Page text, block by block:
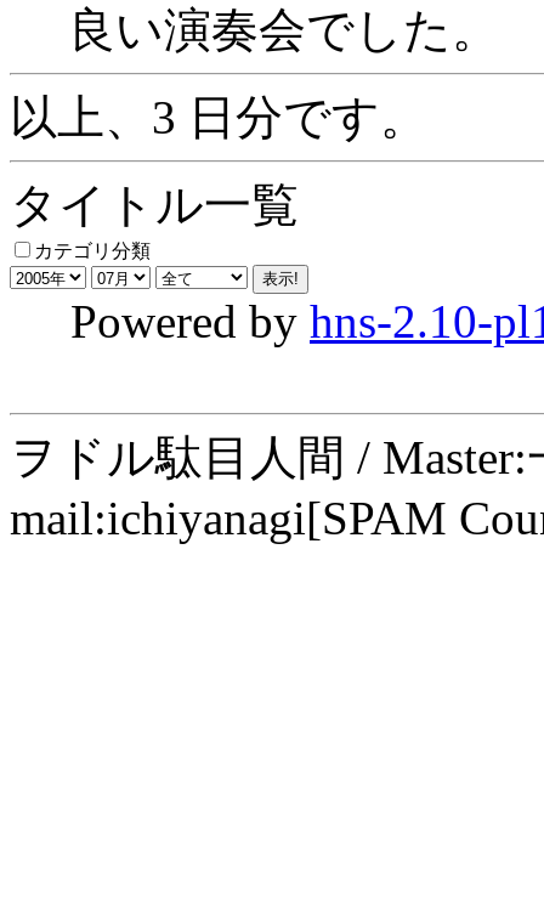
良い演奏会でした。
以上、3 日分です。
タイトル一覧
カテゴリ分類
Powered by hns-2.10-
ヲドル駄目人間 /
mail:ichiyanagi[SPAM